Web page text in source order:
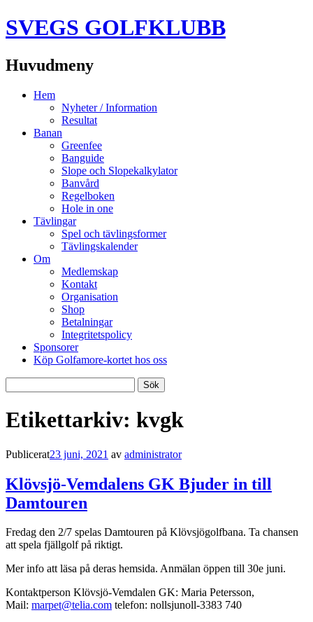
SVEGS GOLFKLUBB
Huvudmeny
HoppaHem
Nyheter / Information
Resultat
Banan
Greenfee
Banguide
Slope och Slopekalkylator
Banvård
Regelboken
Hole in one
Tävlingar
Spel och tävlingsformer
Tävlingskalender
Om
Medlemskap
Kontakt
Organisation
Shop
Betalningar
Integritetspolicy
Sponsorer
Köp Golfamore-kortet hos oss
efter:
Etikettarkiv: kvgk
Publicerat23 juni, 2021 av administrator
Klövsjö-Vemdalens GK Bjuder in till
Damtouren
Fredag den 2/7 spelas Damtouren på Klövsjögolfbana. Ta chansen
att spela fjällgolf på riktigt.
Mer info att läsa på deras hemsida. Anmälan öppen till 30e juni.
Kontaktperson Klövsjö-Vemdalen GK: Maria Petersson,
Mail: marpet@telia.com telefon: nollsjunoll-3383 740